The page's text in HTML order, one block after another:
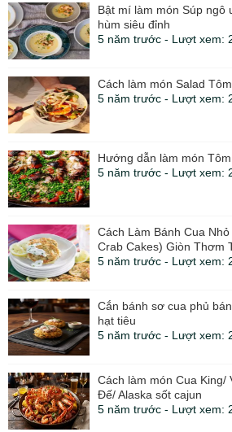
Bật mí làm món Súp ngô
hùm siêu đỉnh
5 năm trước - Lượt xem:
Cách làm món Salad
5 năm trước - Lượt xem:
Hướng dẫn làm món
5 năm trước - Lượt xem:
Cách Làm Bánh Cua
Crab Cakes) Giòn Thơm
5 năm trước - Lượt xem:
Cắn bánh sơ cua phủ
hạt tiêu
5 năm trước - Lượt xem:
Cách làm món Cua King/
Đế/ Alaska sốt cajun
5 năm trước - Lượt xem: